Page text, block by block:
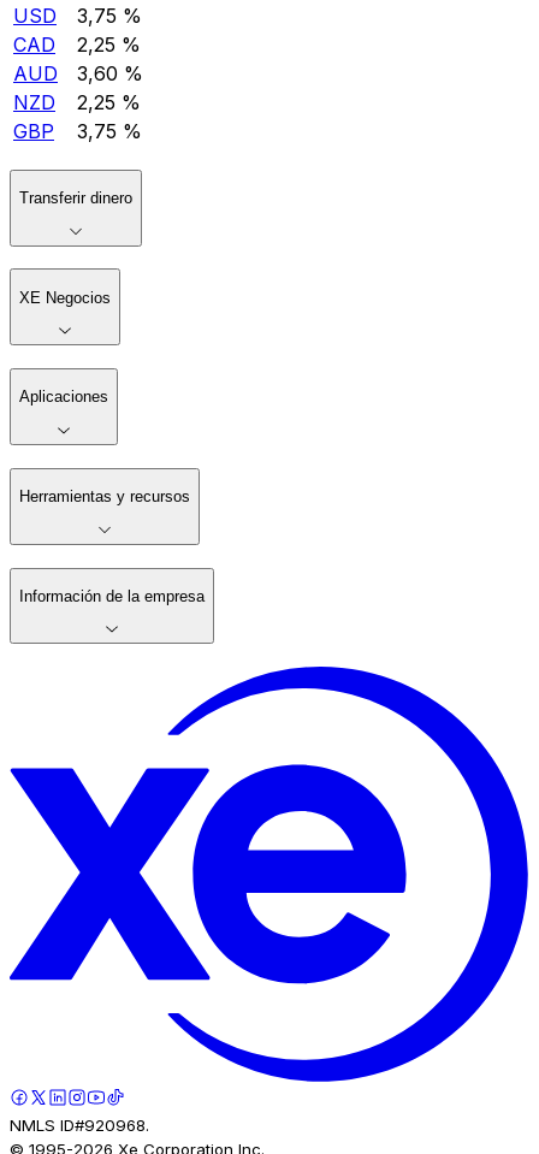
USD
3,75 %
CAD
2,25 %
AUD
3,60 %
NZD
2,25 %
GBP
3,75 %
Transferir dinero
XE Negocios
Aplicaciones
Herramientas y recursos
Información de la empresa
NMLS ID#920968.
© 1995-2026 Xe Corporation Inc.